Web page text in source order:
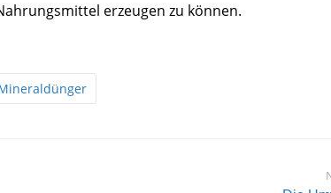
erzeugen zu können.